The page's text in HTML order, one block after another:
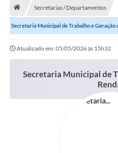
Secretarias / Departamentos
Secretaria Municipal de Trabalho e Geração
Atualizado em: 05/05/2026 às 15h32
Secretaria Municipal de